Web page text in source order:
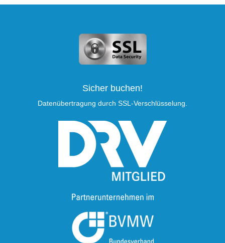
Sicher buchen!
Datenübertragung durch SSL-Verschlüsselung.